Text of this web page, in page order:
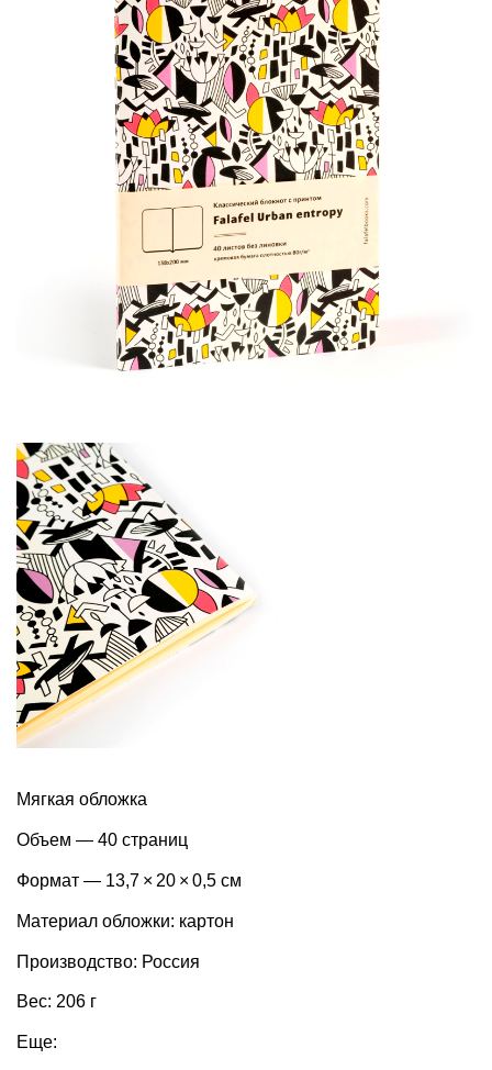
Мягкая обложка
Объем — 40 страниц
Формат — 13,7 × 20 × 0,5 см
Материал обложки: картон
Производство: Россия
Вес: 206 г
Еще: